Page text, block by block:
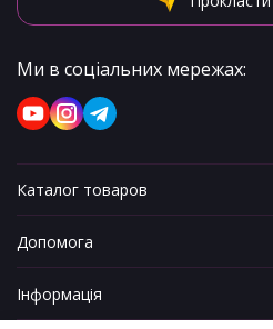
Ми в соціальних мережах:
Каталог товаров
Допомога
Інформація